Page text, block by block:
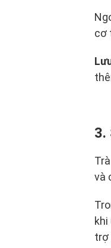
cơ
3.
và
trợ